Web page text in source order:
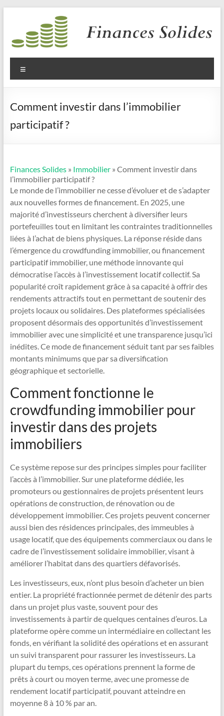
contenu
Finances
Solides
Comment investir dans l’immobilier
participatif ?
Finances Solides» Immobilier» Comment investir dans
l’immobilier participatif ?
Le monde de l’immobilier ne cesse d’évoluer et de s’adapter
aux nouvelles formes de financement. En 2025, une
majorité d’investisseurs cherchent à diversifier leurs
portefeuilles tout en limitant les contraintes traditionnelles
liées à l’achat de biens physiques. La réponse réside dans
l’émergence du crowdfunding immobilier, ou financement
participatif immobilier, une méthode innovante qui
démocratise l’accès à l’investissement locatif collectif. Sa
popularité croît rapidement grâce à sa capacité à offrir des
rendements attractifs tout en permettant de soutenir des
projets locaux ou solidaires. Des plateformes spécialisées
proposent désormais des opportunités d’investissement
immobilier avec une simplicité et une transparence jusqu’ici
inédites. Ce mode de financement séduit tant par ses faibles
montants minimums que par sa diversification
géographique et sectorielle.
Comment fonctionne le
crowdfunding immobilier pour
investir dans des projets
immobiliers
Ce système repose sur des principes simples pour faciliter
l’accès à l’immobilier. Sur une plateforme dédiée, les
promoteurs ou gestionnaires de projets présentent leurs
opérations de construction, de rénovation ou de
développement immobilier. Ces projets peuvent concerner
aussi bien des résidences principales, des immeubles à
usage locatif, que des équipements commerciaux ou dans le
cadre de l’investissement solidaire immobilier, visant à
améliorer l’habitat dans des quartiers défavorisés.
Les investisseurs, eux, n’ont plus besoin d’acheter un bien
entier. La propriété fractionnée permet de détenir des parts
dans un projet plus vaste, souvent pour des
investissements à partir de quelques centaines d’euros. La
plateforme opère comme un intermédiaire en collectant les
fonds, en vérifiant la solidité des opérations et en assurant
un suivi transparent pour rassurer les investisseurs. La
plupart du temps, ces opérations prennent la forme de
prêts à court ou moyen terme, avec une promesse de
rendement locatif participatif, pouvant atteindre en
moyenne 8 à 10 % par an.